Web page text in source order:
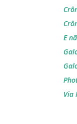
E
Via